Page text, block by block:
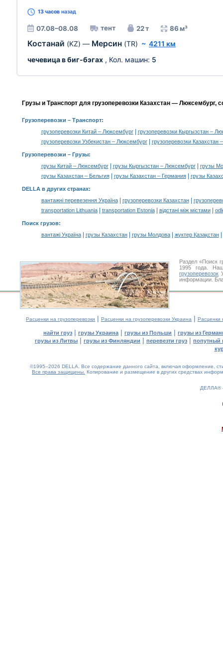
13 часов назад
07.08–08.08 тент 22 т 86 м³
Костанай (KZ) — Мерсин (TR) ~ 4211 км
чечевица в биг-бэгах , Кол. машин: 5
Грузы и Транспорт для грузоперевозки Казахстан — Люксембург,
Грузоперевозки – Транспорт:
грузоперевозки Китай – Люксембург|
грузоперевозки Кыргызстан –
грузоперевозки Узбекистан – Люксембург| грузоперевозки Казахстан
Грузоперевозки – Грузы:
грузы Китай – Люксембург| грузы Кыргызстан – Люксембург|
грузы
грузы Казахстан – Бельгия| грузы Казахстан – Германия| грузы
DELLA в других странах:
вантажні перевезення Україна| грузоперевозки Казахстан|
transportation Lithuania| transportation Estonia| відстані між містами|
Поиск грузов:
вантажі Україна| грузы Казахстан| грузы Молдова| жүктер Қазақстан|
Раздел «Поиск
1995 года.
грузоперевозок
информации.
Расценки на грузоперевозки | Расценки на грузоперевозки Украина | Расценки
найти груз | грузы Украина | грузы из Польши | грузы из
грузы из Литвы | грузы из Финляндии | перевезти груз | попутный
©1995–2026 DELLA. Все содержание данного сайта, включая оформление,
Все права защищены. Копирование и размещение в других средствах